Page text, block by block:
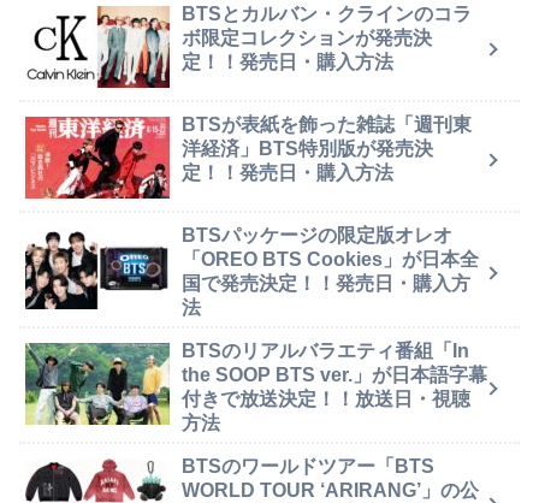
BTSとカルバン・クラインのコラ
ボ限定コレクションが発売決
定！！発売日・購入方法
BTSが表紙を飾った雑誌「週刊東
洋経済」BTS特別版が発売決
定！！発売日・購入方法
BTSパッケージの限定版オレオ
「OREO BTS Cookies」が日本全
国で発売決定！！発売日・購入方
法
BTSのリアルバラエティ番組「In
the SOOP BTS ver.」が日本語字幕
付きで放送決定！！放送日・視聴
方法
BTSのワールドツアー「BTS
WORLD TOUR ‘ARIRANG’」の公